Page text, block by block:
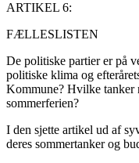
ARTIKEL 6:
FÆLLESLISTEN
De politiske partier er på
politiske klima og
Kommune? Hvilke tanker
sommerferien?
I den sjette artikel ud af
deres sommertanker og